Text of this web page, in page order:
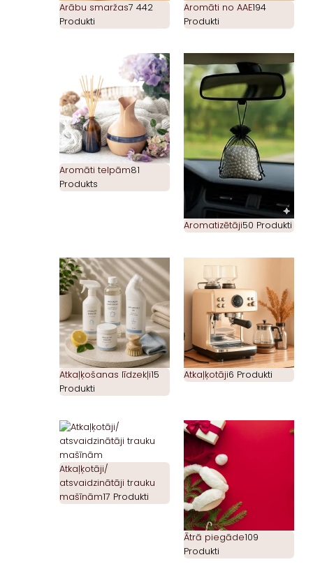
Arābu smaržas7 442
Produkti
Aromāti no AAE194
Produkti
Aromāti telpām81
Produkts
Aromatizētāji50 Produkti
Atkaļķošanas līdzekļi15
Produkti
Atkaļķotāji6 Produkti
Atkaļķotāji/
atsvaidzinātāji trauku
mašīnām17 Produkti
Ātrā piegāde109
Produkti